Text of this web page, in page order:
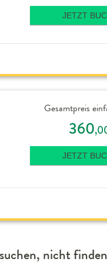
JETZT
Gesamtpreis
360
JETZT
nicht